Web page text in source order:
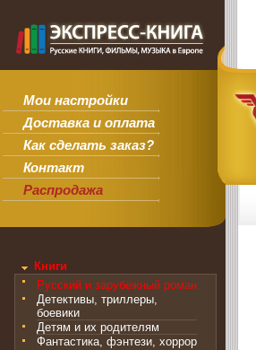
Мои настройки
Доставка и оплата
Как сделать заказ?
Контакт
Распродажа
Книги
Русский и зарубежный роман
Детективы, триллеры,
боевики
Детям и их родителям
Фантастика, фэнтези, хоррор